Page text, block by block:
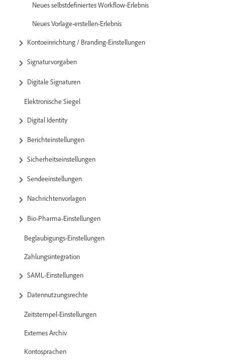
Neues selbstdefiniertes Workflow-Erlebnis
Neues Vorlage-erstellen-Erlebnis
Kontoeinrichtung / Branding-Einstellungen
Signaturvorgaben
Digitale Signaturen
Elektronische Siegel
Digital Identity
Berichteinstellungen
Sicherheitseinstellungen
Sendeeinstellungen
Nachrichtenvorlagen
Bio-Pharma-Einstellungen
Beglaubigungs-Einstellungen
Zahlungsintegration
SAML-Einstellungen
Datennutzungsrechte
Zeitstempel-Einstellungen
Externes Archiv
Kontosprachen